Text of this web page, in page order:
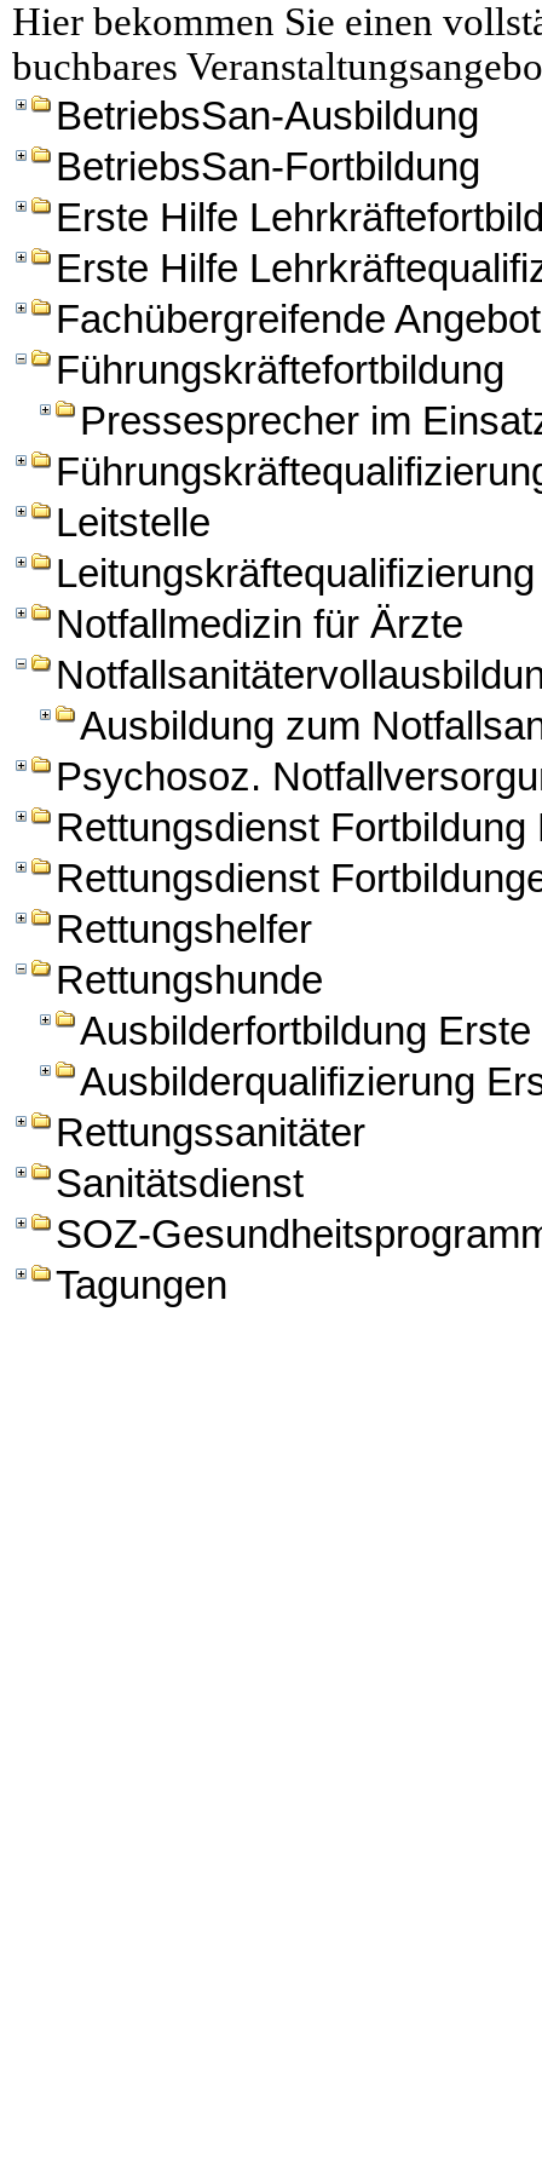
Hier bekommen Sie einen
buchbares
BetriebsSan-Ausbildung
BetriebsSan-Fortbildung
Erste Hilfe
Erste Hilfe
Fachübergreifende
Führungskräftefortbildung
Pressesprecher im
Leitstelle
Leitungskräftequalifizierung
Notfallmedizin für Ärzte
Ausbildung zum
Psychosoz.
Rettungsdienst Fortbildung
Rettungsdienst
Rettungshelfer
Rettungshunde
Ausbilderfortbildung
Ausbilderqualifizierung
Rettungssanitäter
Sanitätsdienst
SOZ-
Tagungen